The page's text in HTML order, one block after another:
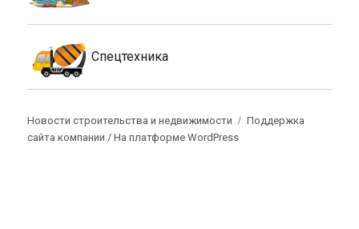
Спецтехника
Новости строительства и недвижимости
Поддержка
сайта компании /На платформе WordPress